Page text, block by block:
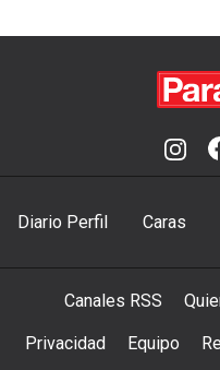
Diario Perfil Caras
Canales RSS
Privacidad Equipo